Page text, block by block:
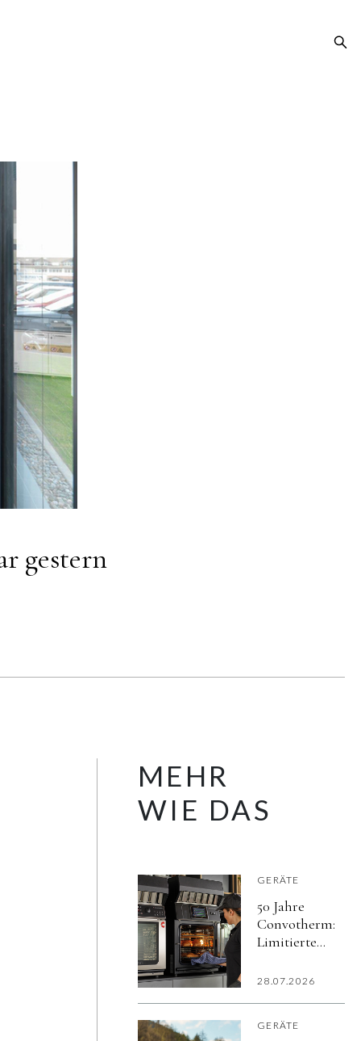
gestern
MEHR
WIE DAS
GERÄTE
50 Jahre
Convotherm:
Limitierte
Mini Black
28.07.2026
GERÄTE